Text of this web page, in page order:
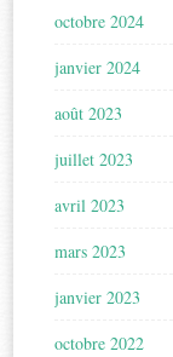
octobre 2024
janvier 2024
août 2023
juillet 2023
avril 2023
mars 2023
janvier 2023
octobre 2022